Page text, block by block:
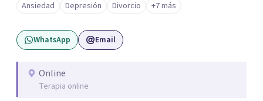
pasa sin juicio, a regular tu sistema nervioso y a
desarrollar recursos concretos para sentirte más
presente, estable y en paz contigo. También tengo
lo que me permite abordar dinámicas profundas que
pueden estar influyendo en tu historia y tus vínculos
Ansiedad Depresión Divorcio +7 más
WhatsApp Email
Online
Terapia online